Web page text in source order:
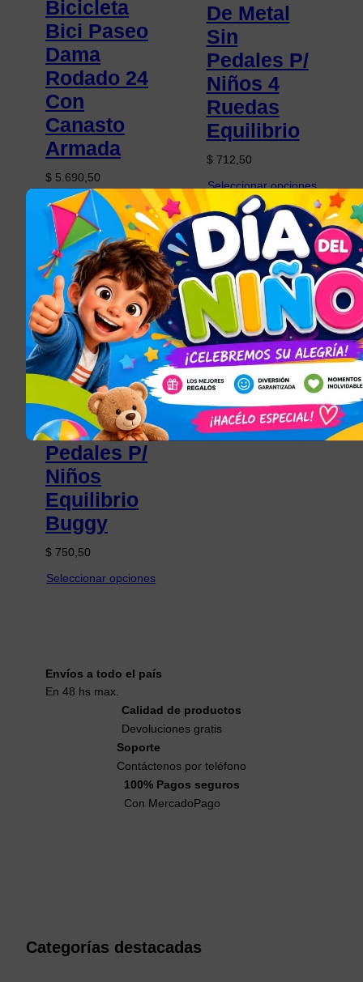
Bicicleta
Bici Paseo
Dama
Rodado 24
Con
Canasto
Armada
$ 5.690,50
Seleccionar opciones
De Metal
Sin
Pedales P/
Niños 4
Ruedas
Equilibrio
$712,50
Seleccionar opciones
CAMPING Y
OUTDOOR ,
DESTACADOS –
BICICLETAS
Bicicleta
De Metal
Sin
Pedales P/
Niños
Equilibrio
Buggy
$ 750,50
Seleccionar opciones
Envíos a todo el país
En 48 hs max.
Calidad de productos
Devoluciones gratis
Soporte
Contáctenos por teléfono
100% Pagos seguros
Con MercadoPago
Categorías destacadas